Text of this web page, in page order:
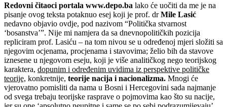
Redovni čitaoci portala www.depo.ba lako će uočiti da me je na
pisanje ovog teksta potaknuo esej koji je prof. drMile Lasić
nedavno objavio ovdje, pod nazivom “Politička stvarnost
‘bosanstva’”. Nije mi namjera da sa dnevnopolitičkih pozicija
repliciram prof. Lasiću – na tom nivou se u određenoj mjeri složiti sa
njegovim ocjenama, procjenama i stavovima; želio bih da stavove
iznesene u njegovom eseju, koji je više analitičkog nego teorijskog
karaktera, dopunim i određenim uvidima iz perspektive političke
teorije, konkretnije, teorije nacija i nacionalizma. Mnogi će
vjerovatno pomisliti da nama u Bosni i Hercegovini sada najmanje
od svega trebaju teorijske rasprave o pojmovima kao što su nacije,